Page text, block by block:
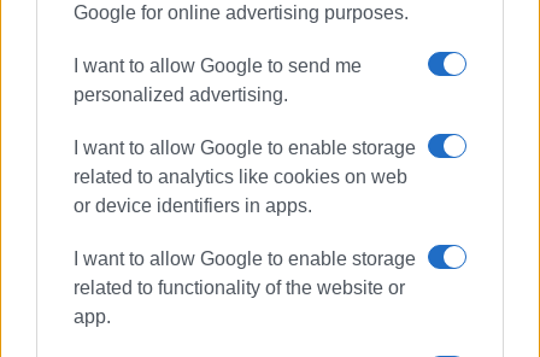
Google for online advertising purposes.
I want to allow Google to send me
personalized advertising.
I want to allow Google to enable storage
related to analytics like cookies on web
or device identifiers in apps.
I want to allow Google to enable storage
related to functionality of the website or
app.
1990 σε θέσεις υψηλής ευθύνης. Ειδικεύεται στις
καλλιτεχνικό ρεπορτάζ.